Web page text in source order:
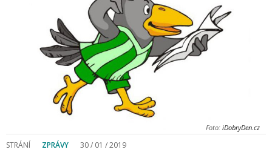
Foto: iDobryDen.cz
STRÁNÍ ZPRÁVY 30 / 01 / 2019